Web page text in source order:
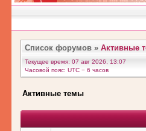
Список форумов » Активные
Текущее время: 07 авг 2026, 13:07
Часовой пояс: UTC − 6 часов
Активные темы